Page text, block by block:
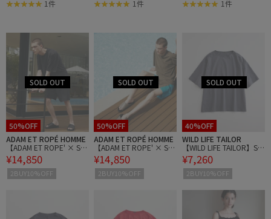
1件 1件 1件
50%OFF
ADAM ET ROPÉ HOMME
【ADAM ET ROPE' × Sp
eedo】Set UP / 2点セッ
ト
¥14,850
2BUY10%OFF
50%OFF
ADAM ET ROPÉ HOMME
【ADAM ET ROPE' × Sp
eedo】Set UP / 2点セッ
ト
¥14,850
2BUY10%OFF
40%OFF
WILD LIFE TAILOR
【WILD LIFE TAILOR】SU
VIN COTTON バスクシャ
ツ ハーフ スリーブ
¥7,260
2BUY10%OFF